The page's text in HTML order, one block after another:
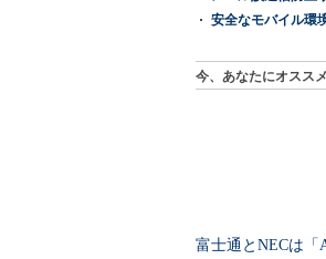
安全なモバイル環
今、あなたにオススメ
富士通とNECは「